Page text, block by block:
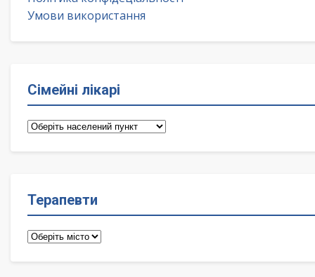
Умови використання
Сімейні лікарі
Сімейні
Терапевти
Терапевти